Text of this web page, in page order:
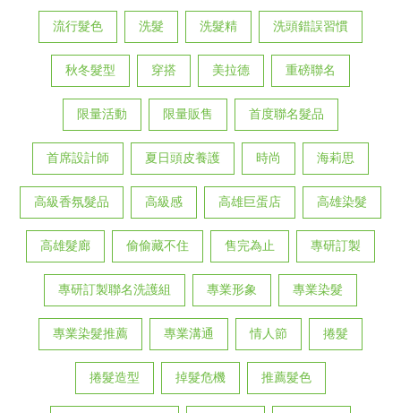
流行髮色 洗髮 洗髮精 洗頭錯誤習慣
秋冬髮型 穿搭 美拉德 重磅聯名
限量活動 限量販售 首度聯名髮品
首席設計師 夏日頭皮養護 時尚 海莉思
高級香氛髮品 高級感 高雄巨蛋店 高雄染髮
高雄髮廊 偷偷藏不住 售完為止 專研訂製
專研訂製聯名洗護組 專業形象 專業染髮
專業染髮推薦 專業溝通 情人節 捲髮
捲髮造型 掉髮危機 推薦髮色